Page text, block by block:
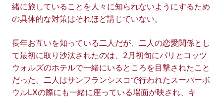
緒に旅していることを人々に知られないようにするため
の具体的な対策はそれほど講じていない。
長年お互いを知っている二人だが、二人の恋愛関係とし
て最初に取り沙汰されたのは、2月初旬にパリとコッツ
ウォルズのホテルで一緒にいるところを目撃されたこと
だった。二人はサンフランシスコで行われたスーパーボ
ウルLXの際にも一緒に座っている場面が映され、キ